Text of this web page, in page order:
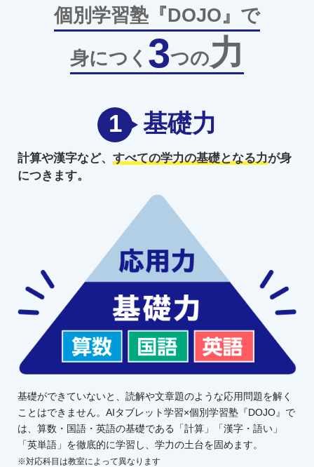
個別学習塾『DOJO』で
身につく 3つの力
1 基礎力
計算や漢字など、 すべての学力の基礎となる力が身
につきます。
基礎ができていないと、読解や文章題のような応用問題を解く
ことはできません。AIタブレット学習×個別学習塾『DOJO』で
は、算数・国語・英語の基礎である「計算」「漢字・語い」
「英単語」を徹底的に学習し、学力の土台を固めます。
※対応科目は教室によって異なります